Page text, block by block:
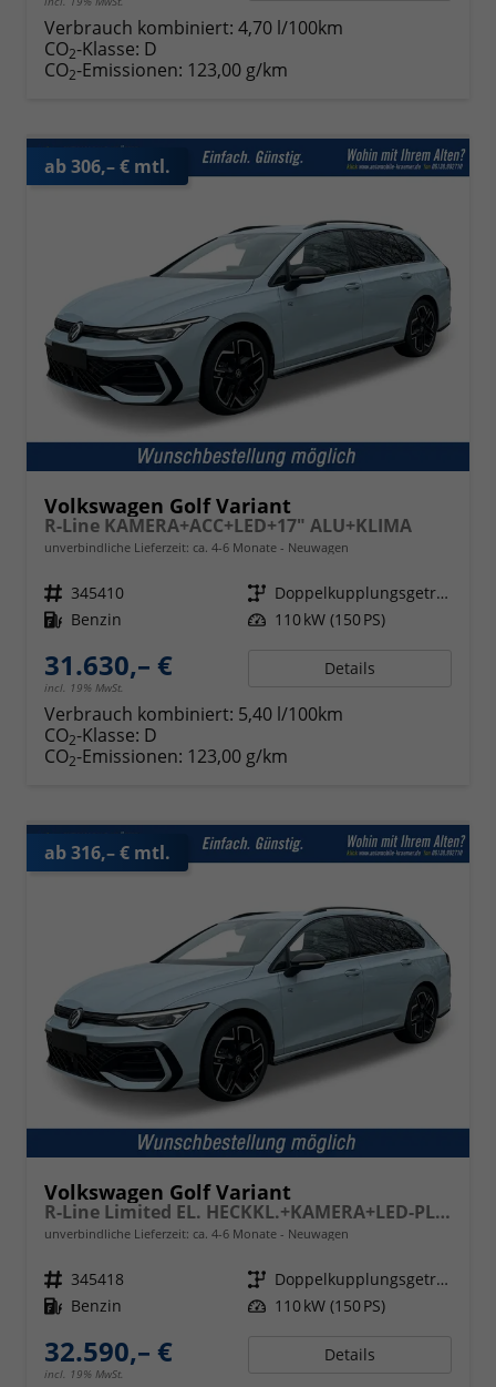
Verbrauch kombiniert: 4,70 l/100km
CO2-Klasse: D
CO2-Emissionen: 123,00 g/km
ab 306,– € mtl.
Volkswagen Golf Variant
R-Line KAMERA+ACC+LED+17" ALU+KLIMA
unverbindliche Lieferzeit: ca. 4-6 Monate Neuwagen
Fahrzeugnr. 345410 Getriebe
Doppelkupplungsgetriebe (DSG)
Kraftstoff Benzin Leistung 110 kW (150 PS)
31.630,– €
incl. 19% MwSt.
Details
Verbrauch kombiniert: 5,40 l/100km
CO2-Klasse: D
CO2-Emissionen: 123,00 g/km
ab 316,– € mtl.
Volkswagen Golf Variant
R-Line Limited EL. HECKKL.+KAMERA+LED-PLUS+ACC+18" ALU
unverbindliche Lieferzeit: ca. 4-6 Monate Neuwagen
Fahrzeugnr. 345418 Getriebe
Doppelkupplungsgetriebe (DSG)
Kraftstoff Benzin Leistung 110 kW (150 PS)
32.590,– €
incl. 19% MwSt.
Details